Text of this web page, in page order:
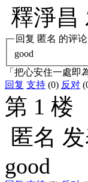
釋淨昌
回复 匿名 的评论
good
「把心安住一處
回复 支持 (0) 反对
第 1 楼
匿名
good